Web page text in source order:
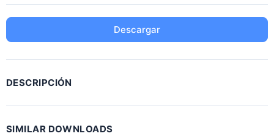
Descargar
DESCRIPCIÓN
SIMILAR DOWNLOADS